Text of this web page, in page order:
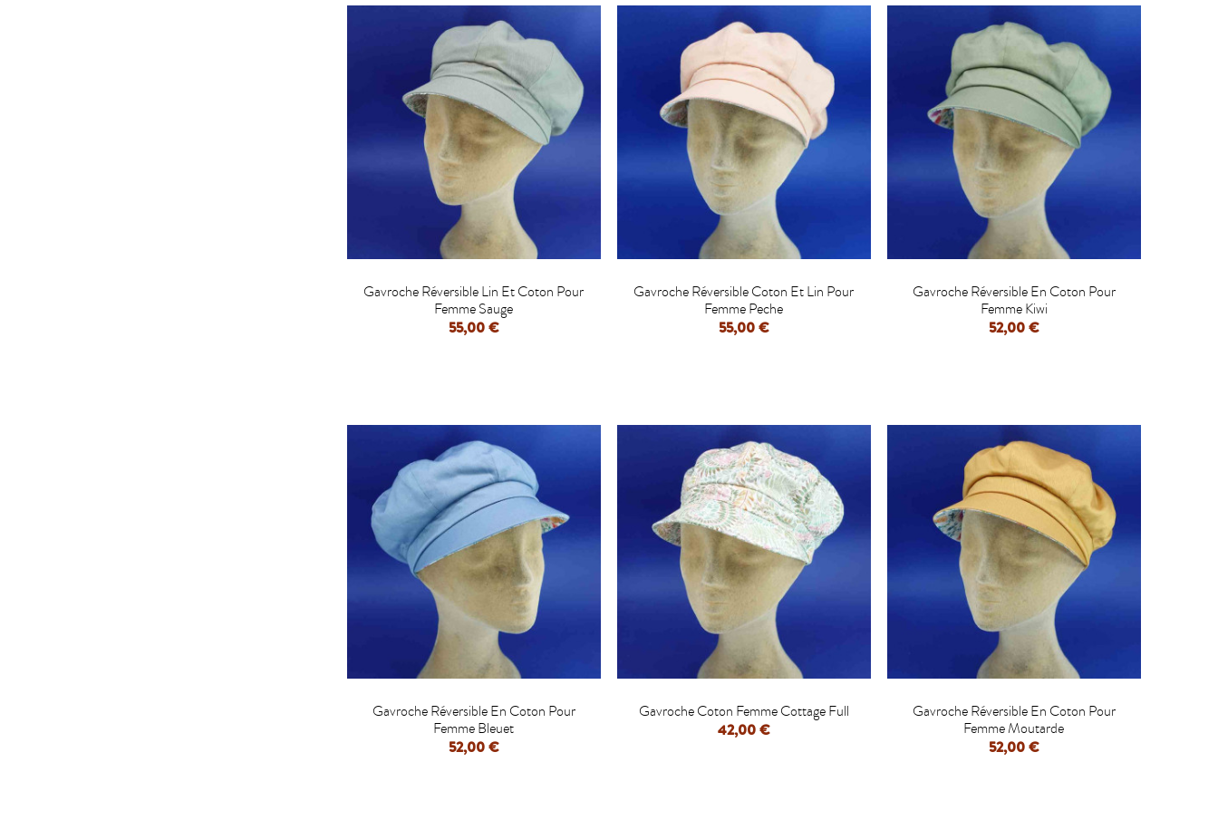

Gavroche Réversible Lin Et Coton Pour
Femme Sauge
55,00 €

Gavroche Réversible Coton Et Lin Pour
Femme Peche
55,00 €

Gavroche Réversible En Coton Pour
Femme Kiwi
52,00 €

Gavroche Réversible En Coton Pour
Femme Bleuet
52,00 €

Gavroche Coton Femme Cottage Full
42,00 €

Gavroche Réversible En Coton Pour
Femme Moutarde
52,00 €